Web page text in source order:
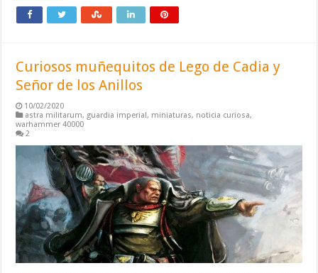
Curiosos muñequitos de Lego de Cadia y
Señor de los Anillos
10/02/2020
astra militarum, guardia imperial, miniaturas, noticia curiosa,
warhammer 40000
2